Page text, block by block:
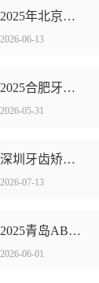
2025年北京陶瓷半隐形矫正牙，价格惊喜揭秘！
2026-06-13
2025合肥牙植新选择：BLB种植牙对决德国ht谁更胜一筹？
2026-05-31
深圳牙齿矫正宝藏名单：畸形牙变形记，美丽重启！
2026-07-13
2025青岛ABT种植牙全新价格表，揭秘前沿牙科实惠之选！
2026-06-01